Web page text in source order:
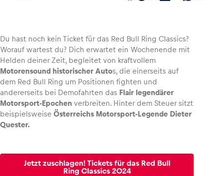
Fahrzeug
Alle anzeigen
Business
Alle anzeigen
Du hast noch kein Ticket für das Red Bull Ring Classics?
Worauf wartest du? Dich erwartet ein Wochenende mit
Helden deiner Zeit, begleitet von kraftvollem
Motorensound historischer Autos, die einerseits auf
dem Red Bull Ring um Positionen fighten und
andererseits bei Demofahrten das Flair legendärer
Motorsport-Epochen verbreiten. Hinter dem Steuer sitzt
beispielsweise Österreichs Motorsport-Legende Dieter
Quester.
Jetzt zuschlagen! Tickets für das Red Bull
Ring Classics 2024